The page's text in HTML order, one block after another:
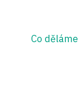
Co děláme